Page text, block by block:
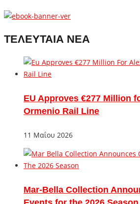
ΤΕΛΕΥΤΑΙΑ ΝΕΑ
EU Approves €277 Million
Ormenio Rail Line
11 Μαΐου 2026
Mar-Bella Collection